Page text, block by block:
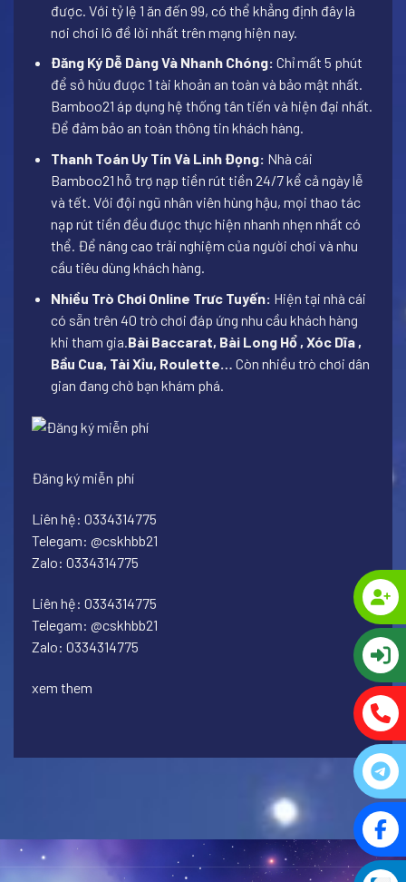
được. Với tỷ lệ 1 ăn đến 99, có thể khẳng định đây là
nơi chơi lô đề lời nhất trên mạng hiện nay.
Đăng Ký Dễ Dàng Và Nhanh Chóng: Chỉ mất 5 phút
để sở hửu được 1 tài khoản an toàn và bảo mật nhất.
Bamboo21 áp dụng hệ thống tân tiến và hiện đại nhất.
Để đảm bảo an toàn thông tin khách hàng.
Thanh Toán Uy Tín Và Linh Đọng: Nhà cái
Bamboo21 hỗ trợ nạp tiền rút tiền 24/7 kể cả ngày lễ
và tết. Với đội ngũ nhân viên hùng hậu, mọi thao tác
nạp rút tiền đều được thực hiện nhanh nhẹn nhất có
thể. Để nâng cao trải nghiệm của người chơi và nhu
cầu tiêu dùng khách hàng.
Nhiều Trò Chơi Online Trưc Tuyến: Hiện tại nhà cái
có sẵn trên 40 trò chơi đáp ứng nhu cầu khách hàng
khi tham gia. Bài Baccarat, Bài Long Hổ , Xóc Dĩa ,
Bầu Cua, Tài Xỉu, Roulette…
Còn nhiều trò chơi dân
gian đang chờ bạn khám phá.
Đăng ký miễn phí
Liên hệ: 0334314775
Telegam: @cskhbb21
Zalo: 0334314775
Liên hệ: 0334314775
Telegam: @cskhbb21
Zalo: 0334314775
xem them